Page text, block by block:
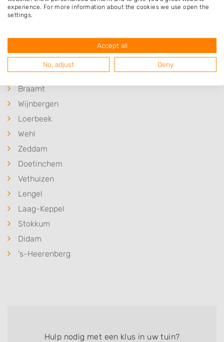
Op 5,49 km afstand
Meer hoveniers in Kilder
Plaatsen in de buurt
Braamt
Wijnbergen
Loerbeek
Wehl
Zeddam
Doetinchem
Vethuizen
Lengel
Laag-Keppel
Stokkum
Didam
's-Heerenberg
Hulp nodig met een klus in uw tuin?
experience. For more information about the cookies we use open the
settings.
Accept all
No, adjust Deny